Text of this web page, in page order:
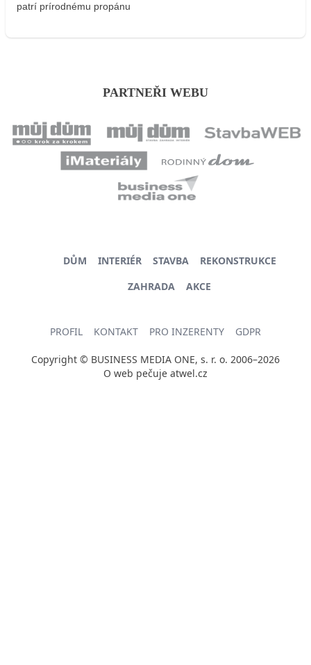
patrí prírodnému propánu
PARTNEŘI WEBU
DŮM INTERIÉR STAVBA
REKONSTRUKCE
ZAHRADA
AKCE
PROFIL KONTAKT PRO INZERENTY GDPR
Copyright © BUSINESS MEDIA ONE, s. r. o. 2006–2026